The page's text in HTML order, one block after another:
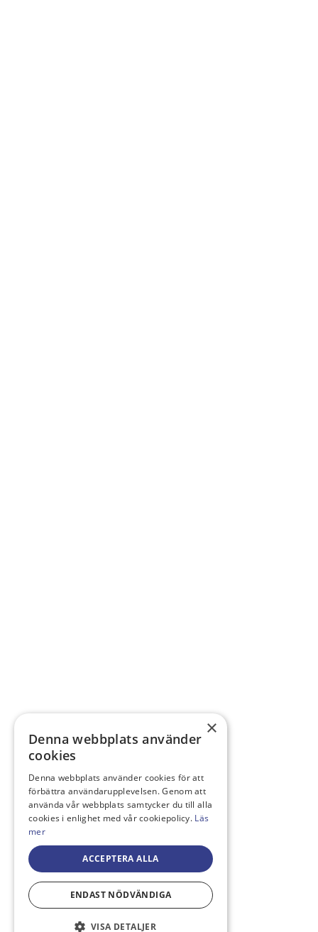
×
Denna webbplats använder
cookies
Denna webbplats använder cookies för att
förbättra användarupplevelsen. Genom att
använda vår webbplats samtycker du till alla
cookies i enlighet med vår cookiepolicy. Läs
mer
ACCEPTERA ALLA
ENDAST NÖDVÄNDIGA
VISA DETALJER